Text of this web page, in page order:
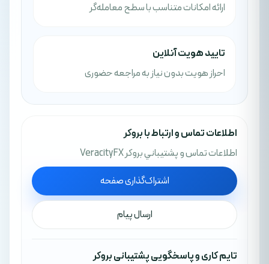
ارائه امکانات متناسب با سطح معامله‌گر
تایید هویت آنلاین
احراز هویت بدون نیاز به مراجعه حضوری
اطلاعات تماس و ارتباط با بروکر
اطلاعات تماس و پشتيباني بروکر VeracityFX
اشتراک‌گذاری صفحه
ارسال پیام
تایم کاری و پاسخگویی پشتیبانی بروکر